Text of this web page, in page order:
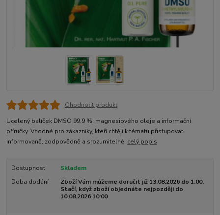
Ohodnotit produkt
Ucelený balíček DMSO 99,9 %, magnesiového oleje a informační
příručky. Vhodné pro zákazníky, kteří chtějí k tématu přistupovat
informovaně, zodpovědně a srozumitelně. celý popis
Dostupnost
Skladem
Doba dodání
Zboží Vám můžeme doručit již 13.08.2026 do 1:00.
Stačí, když zboží objednáte nejpozději do
10.08.2026 10:00